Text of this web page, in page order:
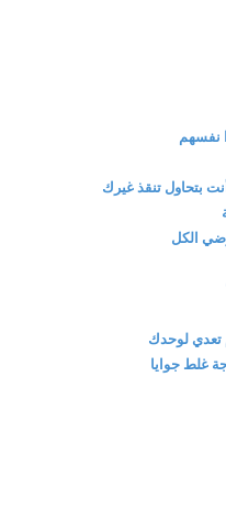
نفسهم
بتحاول تنقذ غيرك
الكل
لوحدك
غلط جوايا